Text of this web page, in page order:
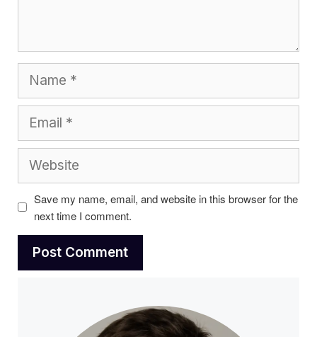
Save my name, email, and website in this browser for the
next time I comment.